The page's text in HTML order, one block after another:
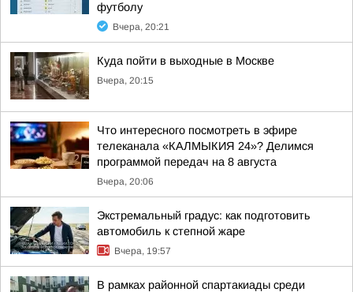
футболу
Вчера, 20:21
Куда пойти в выходные в Москве
Вчера, 20:15
Что интересного посмотреть в эфире
телеканала «КАЛМЫКИЯ 24»? Делимся
программой передач на 8 августа
Вчера, 20:06
Экстремальный градус: как подготовить
автомобиль к степной жаре
Вчера, 19:57
В рамках районной спартакиады среди